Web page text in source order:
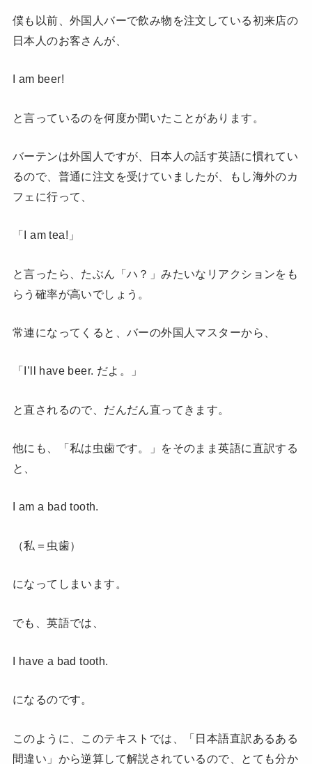
僕も以前、外国人バーで飲み物を注文している初来店の
日本人のお客さんが、
I am beer!
と言っているのを何度か聞いたことがあります。
バーテンは外国人ですが、日本人の話す英語に慣れてい
るので、普通に注文を受けていましたが、もし海外のカ
フェに行って、
「I am tea!」
と言ったら、たぶん「ハ？」みたいなリアクションをも
らう確率が高いでしょう。
常連になってくると、バーの外国人マスターから、
「I’ll have beer. だよ。」
と直されるので、だんだん直ってきます。
他にも、「私は虫歯です。」をそのまま英語に直訳する
と、
I am a bad tooth.
（私＝虫歯）
になってしまいます。
でも、英語では、
I have a bad tooth.
になるのです。
このように、このテキストでは、「日本語直訳あるある
間違い」から逆算して解説されているので、とても分か